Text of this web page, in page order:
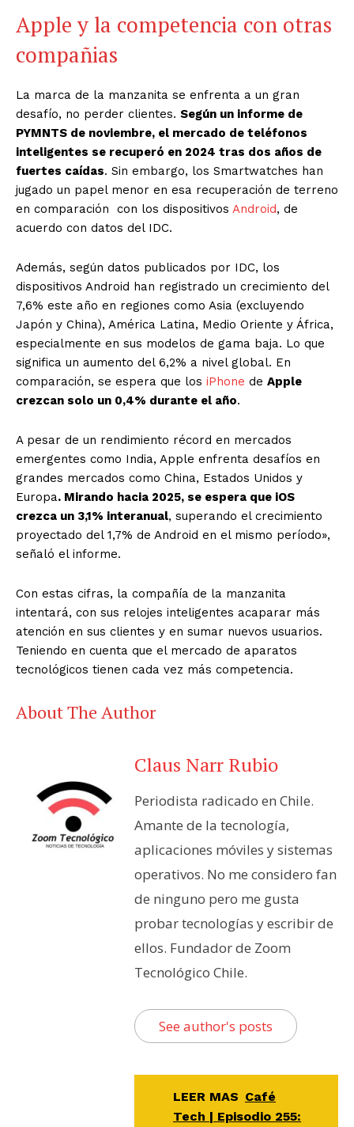
Apple y la competencia con otras
compañias
La marca de la manzanita se enfrenta a un gran
desafío, no perder clientes. Según un informe de
PYMNTS de noviembre, el mercado de teléfonos
inteligentes se recuperó en 2024 tras dos años de
fuertes caídas. Sin embargo, los Smartwatches han
jugado un papel menor en esa recuperación de terreno
en comparación con los dispositivos Android, de
acuerdo con datos del IDC.
Además, según datos publicados por IDC, los
dispositivos Android han registrado un crecimiento del
7,6% este año en regiones como Asia (excluyendo
Japón y China), América Latina, Medio Oriente y África,
especialmente en sus modelos de gama baja. Lo que
significa un aumento del 6,2% a nivel global. En
comparación, se espera que los iPhone de Apple
crezcan solo un 0,4% durante el año.
A pesar de un rendimiento récord en mercados
emergentes como India, Apple enfrenta desafíos en
grandes mercados como China, Estados Unidos y
Europa. Mirando hacia 2025, se espera que iOS
crezca un 3,1% interanual, superando el crecimiento
proyectado del 1,7% de Android en el mismo período»,
señaló el informe.
Con estas cifras, la compañía de la manzanita
intentará, con sus relojes inteligentes acaparar más
atención en sus clientes y en sumar nuevos usuarios.
Teniendo en cuenta que el mercado de aparatos
tecnológicos tienen cada vez más competencia.
About The Author
Claus Narr Rubio
Periodista radicado en Chile.
Amante de la tecnología,
aplicaciones móviles y sistemas
operativos. No me considero fan
de ninguno pero me gusta
probar tecnologías y escribir de
ellos. Fundador de Zoom
Tecnológico Chile.
See author's posts
LEER MAS Café
Tech | Episodio 255: